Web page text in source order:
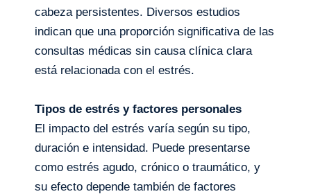
cabeza persistentes. Diversos estudios
indican que una proporción significativa de las
consultas médicas sin causa clínica clara
está relacionada con el estrés.
Tipos de estrés y factores personales
El impacto del estrés varía según su tipo,
duración e intensidad. Puede presentarse
como estrés agudo, crónico o traumático, y
su efecto depende también de factores